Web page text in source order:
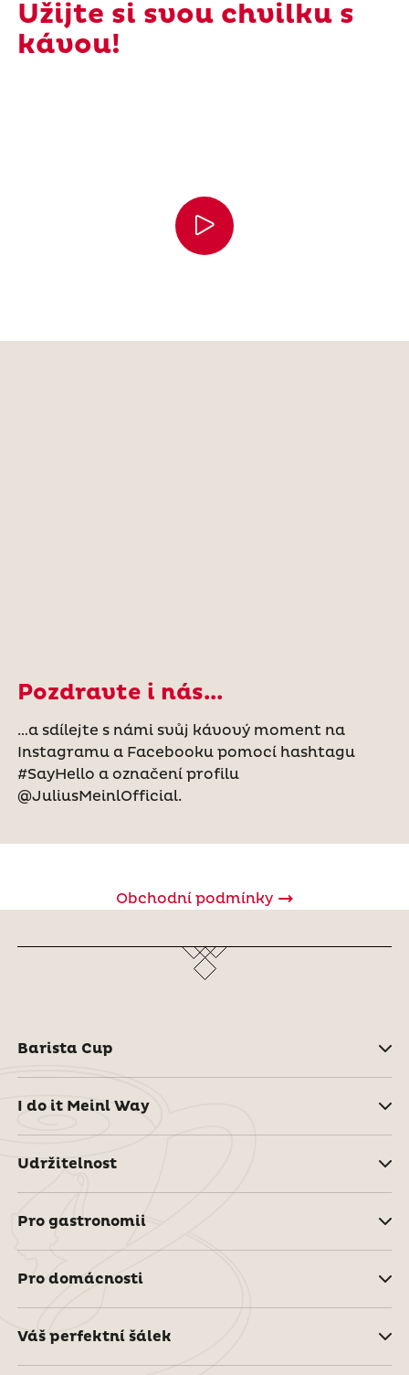
Užijte si svou chvilku s
kávou!
Pozdravte i nás...
…a sdílejte s námi svůj kávový moment na
Instagramu a Facebooku pomocí hashtagu
#SayHello a označení profilu
@JuliusMeinlOfficial.
Obchodní podmínky
Barista Cup
I do it Meinl Way
Udržitelnost
Pro gastronomii
Pro domácnosti
Váš perfektní šálek